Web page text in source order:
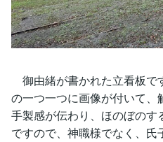
御由緒が書かれた立看板で
の一つ一つに画像が付いて
手製感が伝わり、ほのぼの
ですので、神職様でなく、